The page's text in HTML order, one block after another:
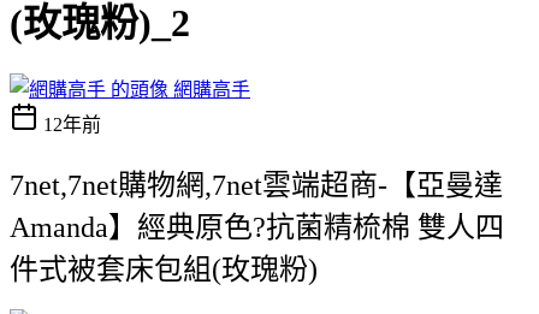
(玫瑰粉)_2
網購高手
12年前
7net,7net購物網,7net雲端超商-【亞曼達
Amanda】經典原色?抗菌精梳棉 雙人四
件式被套床包組(玫瑰粉)